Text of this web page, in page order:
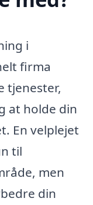
i
firma
tjenester,
at holde din
En velplejet
til
men
din